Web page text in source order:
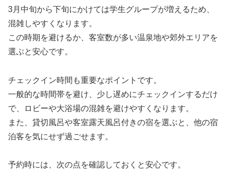
3月中旬から下旬にかけては学生グループが増えるため、
混雑しやすくなります。
この時期を避けるか、客室数が多い温泉地や郊外エリアを
選ぶと安心です。
チェックイン時間も重要なポイントです。
一般的な時間帯を避け、少し遅めにチェックインするだけ
で、ロビーや大浴場の混雑を避けやすくなります。
また、貸切風呂や客室露天風呂付きの宿を選ぶと、他の宿
泊客を気にせず過ごせます。
予約時には、次の点を確認しておくと安心です。